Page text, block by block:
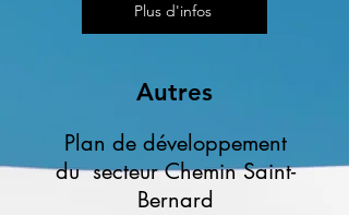
Plus d'infos
Autres
Plan de développement
du secteur Chemin Saint-
Bernard